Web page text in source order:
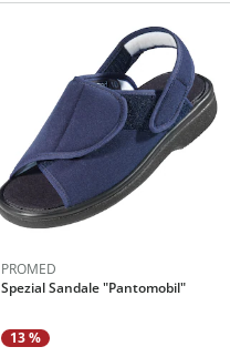
PROMED
Spezial Sandale "Pantomobil"
13 %